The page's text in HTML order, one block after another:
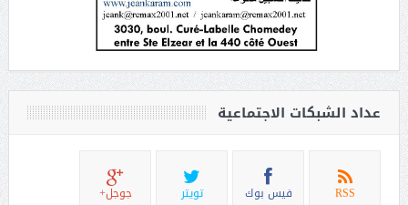
عداد الشبكات الاجتماعية
RSS فيس بوك تويتر جوجل+